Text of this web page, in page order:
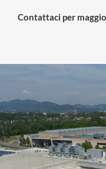
Contattaci per